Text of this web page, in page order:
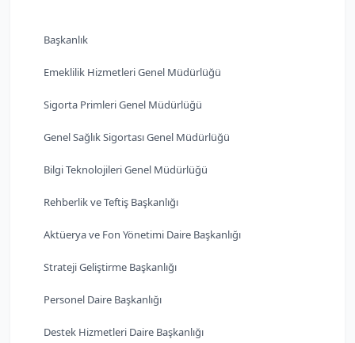
Başkanlık
Emeklilik Hizmetleri Genel Müdürlüğü
Sigorta Primleri Genel Müdürlüğü
Genel Sağlık Sigortası Genel Müdürlüğü
Bilgi Teknolojileri Genel Müdürlüğü
Rehberlik ve Teftiş Başkanlığı
Aktüerya ve Fon Yönetimi Daire Başkanlığı
Strateji Geliştirme Başkanlığı
Personel Daire Başkanlığı
Destek Hizmetleri Daire Başkanlığı